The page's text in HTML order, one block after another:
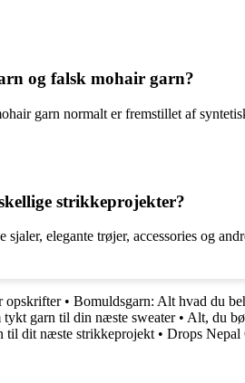
og falsk mohair garn?
garn normalt er fremstillet af
strikkeprojekter?
elegante trøjer, accessories og
opskrifter• Bomuldsgarn: Alt hvad du
garn til din næste sweater• Alt, du
til dit næste strikkeprojekt• Drops Nepal